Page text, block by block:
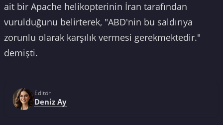
ait bir Apache helikopterinin İran tarafından
vurulduğunu belirterek, "ABD'nin bu saldırıya
zorunlu olarak karşılık vermesi gerekmektedir."
demişti.
Editör
Deniz Ay